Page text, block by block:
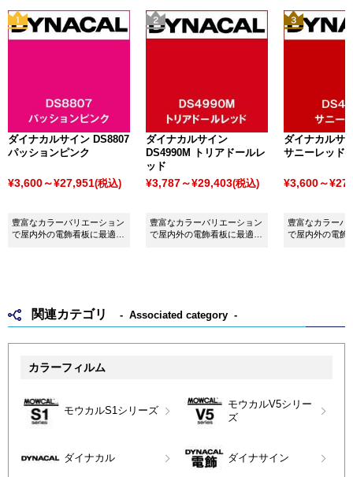
ダイナカルサイン DS8807
パッションピンク
¥3,600～¥27,951(税込)
豊富なカラーバリエーション
で屋内外の電飾看板に最適な
ダイナカルサイン
DS4990M トリアドールレ
ッド
¥3,787～¥29,403(税込)
豊富なカラーバリエーション
で屋内外の電飾看板に最適な
ダイナカルサ
サニーレッド
¥3,600～
豊富なカラーバ
で屋内外の電飾
関連カテゴリ Associated category
カラーフィルム
モウカルS1シリーズ
モウカルV5シリー
ズ
ダイナカル ダイナサイン